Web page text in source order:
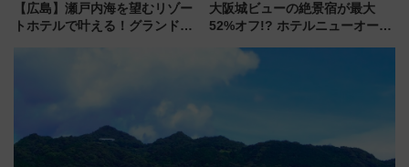
【広島】瀬戸内海を望むリゾー
トホテルで叶える！グランドプ
大阪城ビューの絶景宿が最大
52%オフ!? ホテルニューオータ